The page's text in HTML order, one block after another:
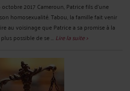
2017 Cameroun, Patrice fils d'une
homosexualité. Tabou, la famille fait venir
au voisinage que Patrice a sa promise à la
possible de se ... Lire la suite >